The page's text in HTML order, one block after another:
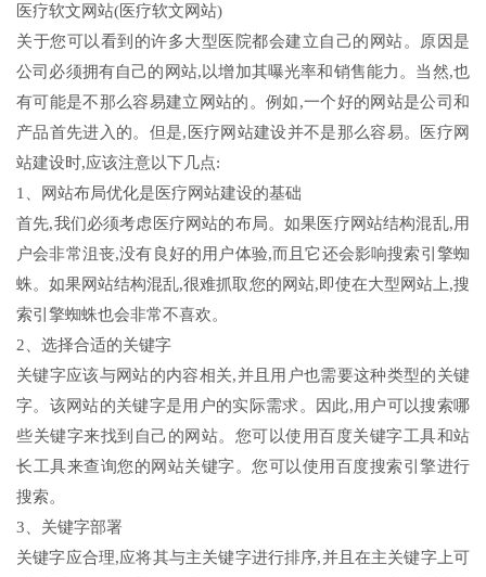
医疗软文网站(医疗软文网站)
关于您可以看到的许多大型医院都会建立自己的网站。原因是
公司必须拥有自己的网站,以增加其曝光率和销售能力。当然,也
有可能是不那么容易建立网站的。例如,一个好的网站是公司和
产品首先进入的。但是,医疗网站建设并不是那么容易。医疗网
站建设时,应该注意以下几点:
1、网站布局优化是医疗网站建设的基础
首先,我们必须考虑医疗网站的布局。如果医疗网站结构混乱,用
户会非常沮丧,没有良好的用户体验,而且它还会影响搜索引擎蜘
蛛。如果网站结构混乱,很难抓取您的网站,即使在大型网站上,搜
索引擎蜘蛛也会非常不喜欢。
2、选择合适的关键字
关键字应该与网站的内容相关,并且用户也需要这种类型的关键
字。该网站的关键字是用户的实际需求。因此,用户可以搜索哪
些关键字来找到自己的网站。您可以使用百度关键字工具和站
长工具来查询您的网站关键字。您可以使用百度搜索引擎进行
搜索。
3、关键字部署
关键字应合理,应将其与主关键字进行排序,并且在主关键字上可